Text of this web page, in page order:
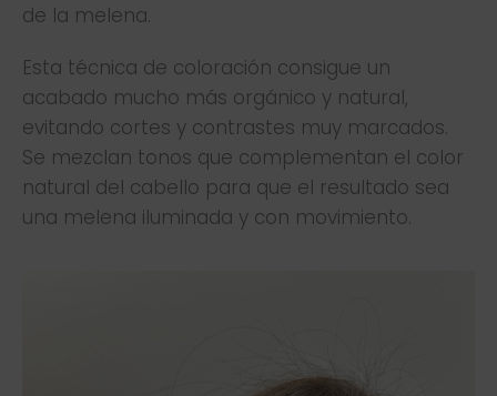
de la melena.
Esta técnica de coloración consigue un
acabado mucho más orgánico y natural,
evitando cortes y contrastes muy marcados.
Se mezclan tonos que complementan el color
natural del cabello para que el resultado sea
una melena iluminada y con movimiento.